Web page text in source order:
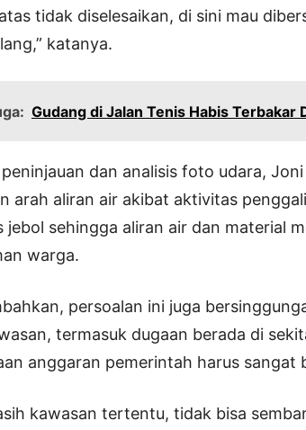
tidak diselesaikan, di sini mau
katanya.
Gudang di Jalan Tenis Habis Terbakar
dan analisis foto udara,
arah aliran air akibat aktivitas
jebol sehingga aliran air dan material
warga.
persoalan ini juga
termasuk dugaan berada di
anggaran pemerintah harus sangat
kawasan tertentu, tidak bisa